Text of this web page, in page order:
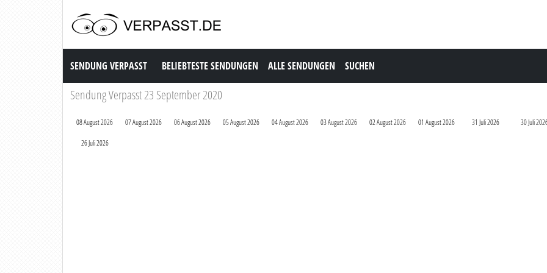
Sendung Verpasst
SENDUNG VERPASST BELIEBTESTE SENDUNGEN ALLE SENDUNGEN SUCHEN
Sendung Verpasst 23 September 2020
08 August 2026 07 August 2026 06 August 2026 05 August 2026 04 August 2026 03 August 2026 02 August 2026 01 August 2026 31 Juli 2026 30 Juli
26 Juli 2026